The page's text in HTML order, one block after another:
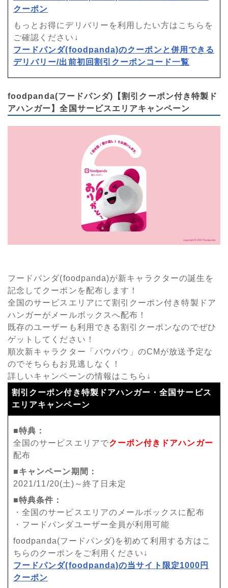
クーポン
もっとお得にデリバリーを利用したい方はこちらを
ご確認ください↓
フードパンダ(foodpanda)のクーポンと併用できる
デリバリー/出前初回割引クーポンコード一覧
foodpanda(フードパンダ)【割引クーポン付き特製ド
アハンガー】全国サービスエリアキャンペーン
フードパンダ(foodpanda)が新キャラクターの誕生を
記念してクーポンを配布します！
全国のサービスエリアにて割引クーポン付き特製ドア
ハンガーがメールボックスへ配布！
既存のユーザーも利用できる割引クーポンなのでぜひ
ゲットしてください！
順次新キャラクター「パウパウ」のCMが放送予定な
のでそちらもお見逃しなく！
詳しいキャンペーンの情報はこちら↓
割引クーポン付き特製ドアハンガー・全国サービス
エリアキャンペーン
■特典：
全国のサービスエリアでクーポン付きドアハンガー
配布
■キャンペーン期間：
2021/11/20(土)～終了日未定
■特典条件：
・全国のサービスエリアのメールボックスに配布
・フードパンダユーザー全員が利用可能
foodpanda(フードパンダ)を初めて利用する方はこ
ちらのクーポンをご利用ください↓
フードパンダ(foodpanda)の当サイト限定1000円
クーポン